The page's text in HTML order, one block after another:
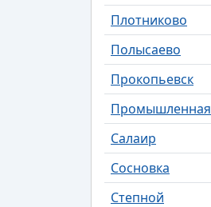
Плотниково
Полысаево
Прокопьевск
Промышленная
Салаир
Сосновка
Степной